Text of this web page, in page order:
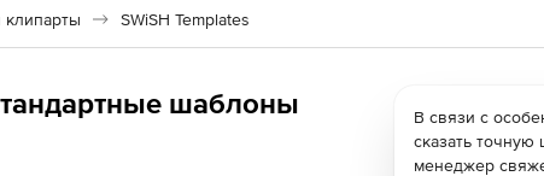
SWiSH Templates
шаблоны
В связи с
сказать точную
менеджер